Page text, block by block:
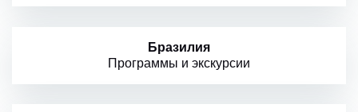
Бразилия
Программы и экскурсии